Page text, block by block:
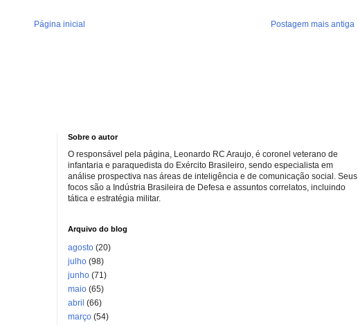
Postagem mais antiga
Página inicial
Sobre o autor
O responsável pela página, Leonardo RC Araujo, é coronel veterano de
infantaria e paraquedista do Exército Brasileiro, sendo especialista em
análise prospectiva nas áreas de inteligência e de comunicação social. Seus
focos são a Indústria Brasileira de Defesa e assuntos correlatos, incluindo
tática e estratégia militar.
Arquivo do blog
agosto (20)
julho (98)
junho (71)
maio (65)
abril (66)
março (54)